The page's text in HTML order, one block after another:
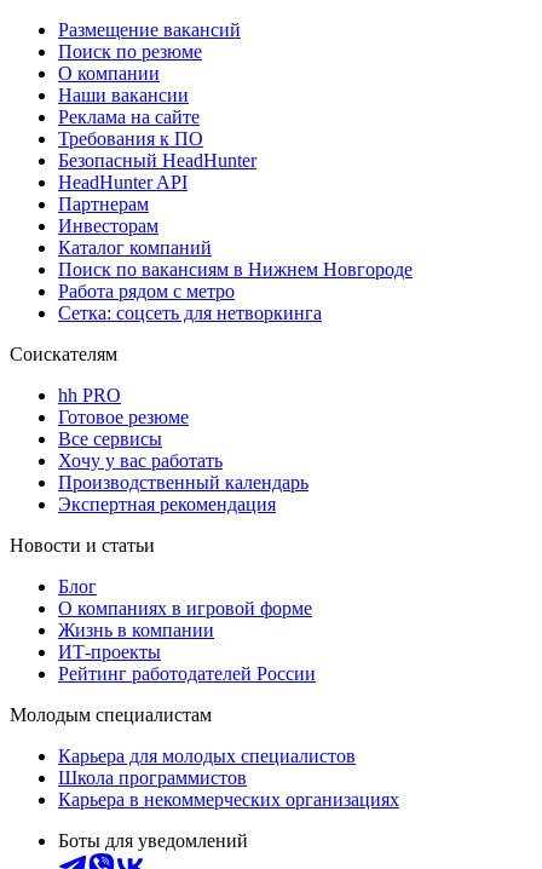
Размещение вакансий
Поиск по резюме
О компании
Наши вакансии
Реклама на сайте
Требования к ПО
Безопасный HeadHunter
HeadHunter API
Партнерам
Инвесторам
Каталог компаний
Поиск по вакансиям в Нижнем Новгороде
Работа рядом с метро
Сетка: соцсеть для нетворкинга
Соискателям
hh PRO
Готовое резюме
Все сервисы
Хочу у вас работать
Производственный календарь
Экспертная рекомендация
Новости и статьи
Блог
О компаниях в игровой форме
Жизнь в компании
ИТ-проекты
Рейтинг работодателей России
Молодым специалистам
Карьера для молодых специалистов
Школа программистов
Карьера в некоммерческих организациях
Боты для уведомлений